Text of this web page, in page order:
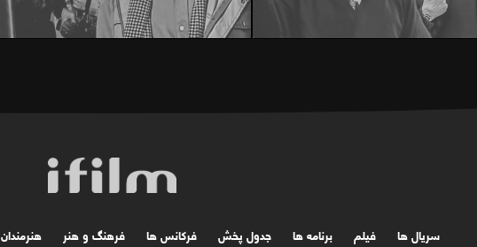
سریال ها فیلم برنامه ها جدول پخش فرکانس ها فرهنگ و هنر هنرمندان